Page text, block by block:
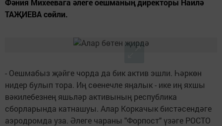
Фәния Михеевага әлеге оешманың директоры Наилә
ТАҖИЕВА сөйли.
- Оешмабыз җәйге чорда да бик актив эшли. Һәркөн
нидер булып тора. Иң сөенечле яңалык - ике иң яхшы
вәкилебезнең яшьләр активының республика
сборларында катнашуы. Алар Коркачык бистәсендәге
аэродромда уза. Әлеге чараны "Форпост" үзәге РОСТО